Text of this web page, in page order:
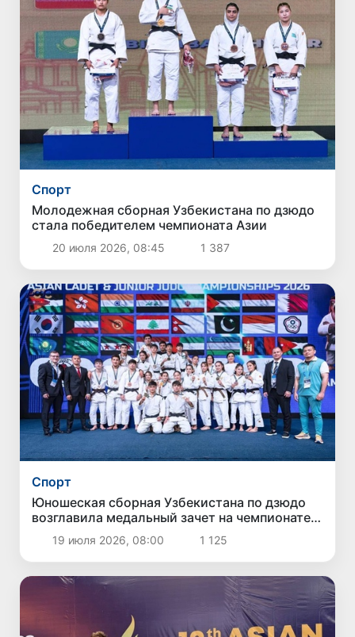
Спорт
Молодежная сборная Узбекистана по дзюдо
стала победителем чемпионата Азии
20 июля 2026, 08:45 1 387
Спорт
Юношеская сборная Узбекистана по дзюдо
возглавила медальный зачет на чемпионате
Азии19 июля 2026, 08:00 1 125